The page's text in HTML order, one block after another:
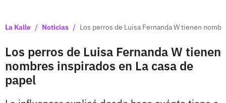
La Kalle / Noticias / Los perros de Luisa Fernanda W tienen
Los perros de Luisa Fernanda W tienen
nombres inspirados en La casa de
papel